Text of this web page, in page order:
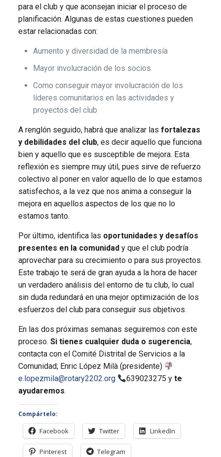
para el club y que aconsejan iniciar el proceso de
planificación. Algunas de estas cuestiones pueden
estar relacionadas con:
Aumento y diversidad de la membresía
Mayor involucración de los socios
Como conseguir mayor involucración de los
líderes comunitarios en las actividades y
proyectos del club
A renglón seguido, habrá que analizar las fortalezas
y debilidades del club, es decir aquello que funciona
bien y aquello que es susceptible de mejora. Esta
reflexión es siempre muy útil, pues sirve de refuerzo
colectivo al poner en valor aquello de lo que estamos
satisfechos, a la vez que nos anima a conseguir la
mejora en aquellos aspectos de los que no lo
estamos tanto.
Por último, identifica las oportunidades y desafíos
presentes en la comunidad y que el club podría
aprovechar para su crecimiento o para sus proyectos.
Este trabajo te será de gran ayuda a la hora de hacer
un verdadero análisis del entorno de tu club, lo cual
sin duda redundará en una mejor optimización de los
esfuerzos del club para conseguir sus objetivos.
En las dos próximas semanas seguiremos con este
proceso. Si tienes cualquier duda o sugerencia,
contacta con el Comité Distrital de Servicios a la
Comunidad; Enric López Milà (presidente)
e.lopezmila@rotary2202.org
639023275 yte
ayudaremos.
Compártelo:
Facebook Twitter LinkedIn
Pinterest Telegram